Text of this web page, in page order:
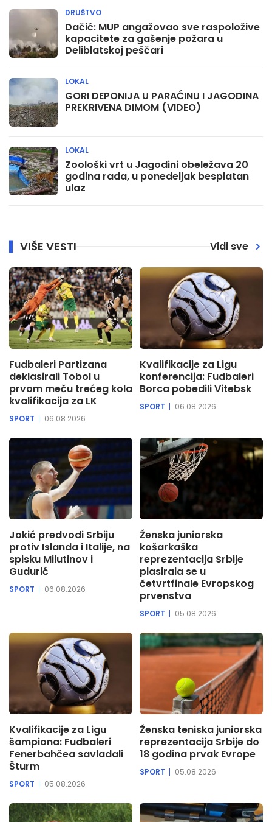
Dačić: MUP angažovao sve raspoložive
kapacitete za gašenje požara u
Deliblatskoj peščari
DRUŠTVO
GORI DEPONIJA U PARAĆINU I JAGODINA
PREKRIVENA DIMOM (VIDEO)
LOKAL
Zoološki vrt u Jagodini obeležava 20
godina rada, u ponedeljak besplatan
ulaz
LOKAL
VIŠE VESTI Vidi sve
Fudbaleri Partizana
deklasirali Tobol u
prvom meču trećeg kola
kvalifikacija za LK
SPORT 06.08.2026
Kvalifikacije za Ligu
konferencija: Fudbaleri
Borca pobedili Vitebsk
SPORT 06.08.2026
Jokić predvodi Srbiju
protiv Islanda i Italije, na
spisku Milutinov i
Gudurić
SPORT 06.08.2026
Ženska juniorska
košarkaška
reprezentacija Srbije
plasirala se u
četvrtfinale Evropskog
prvenstva
SPORT 05.08.2026
Kvalifikacije za Ligu
šampiona: Fudbaleri
Fenerbahčea savladali
Šturm
SPORT 05.08.2026
Ženska teniska juniorska
reprezentacija Srbije do
18 godina prvak Evrope
SPORT 05.08.2026